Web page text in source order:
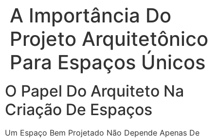
A Importância Do
Projeto Arquitetônico
Para Espaços Únicos
O Papel Do Arquiteto Na
Criação De Espaços
Um Espaço Bem Projetado Não Depende Apenas De